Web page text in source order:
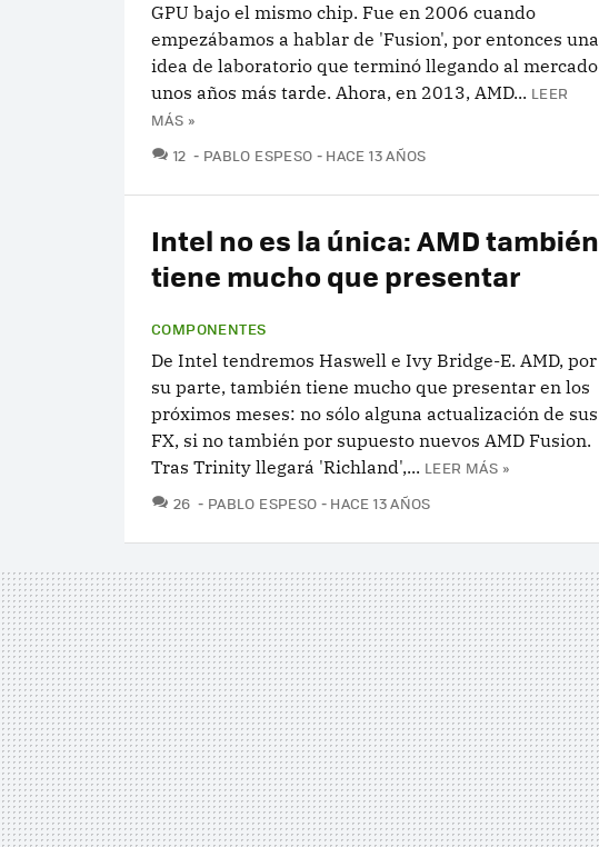
GPU bajo el mismo chip. Fue en 2006 cuando
empezábamos a hablar de 'Fusion', por entonces una
idea de laboratorio que terminó llegando al mercado
unos años más tarde. Ahora, en 2013, AMD... LEER
MÁS »
12 COMENTARIOS
PABLO ESPESO HACE 13 AÑOS
Intel no es la única: AMD también
tiene mucho que presentar
COMPONENTES
De Intel tendremos Haswell e Ivy Bridge-E. AMD, por
su parte, también tiene mucho que presentar en los
próximos meses: no sólo alguna actualización de sus
FX, si no también por supuesto nuevos AMD Fusion.
Tras Trinity llegará 'Richland',... LEER MÁS »
26 COMENTARIOS
PABLO ESPESO HACE 13 AÑOS